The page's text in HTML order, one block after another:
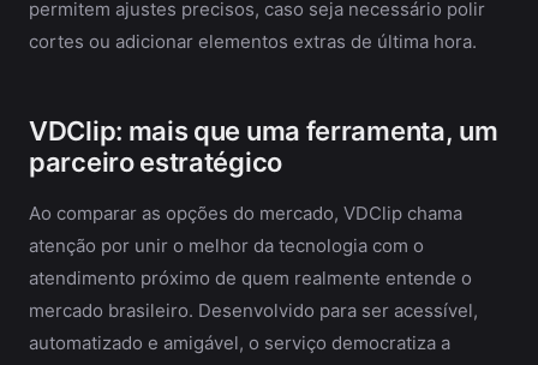
permitem ajustes precisos, caso seja necessário polir
cortes ou adicionar elementos extras de última hora.
VDClip: mais que uma ferramenta, um
parceiro estratégico
Ao comparar as opções do mercado, VDClip chama
atenção por unir o melhor da tecnologia com o
atendimento próximo de quem realmente entende o
mercado brasileiro. Desenvolvido para ser acessível,
automatizado e amigável, o serviço democratiza a